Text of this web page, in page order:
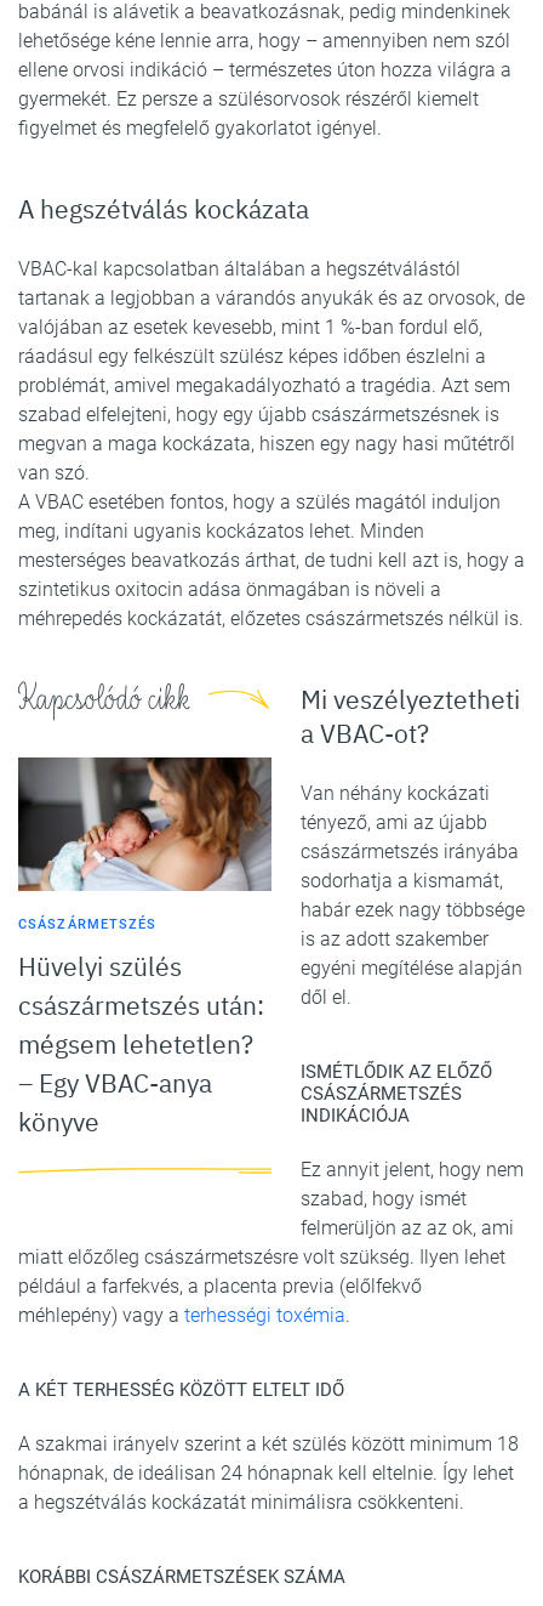
babánál is alávetik a beavatkozásnak, pedig mindenkinek
lehetősége kéne lennie arra, hogy – amennyiben nem szól
ellene orvosi indikáció – természetes úton hozza világra a
gyermekét. Ez persze a szülésorvosok részéről kiemelt
figyelmet és megfelelő gyakorlatot igényel.
A hegszétválás kockázata
VBAC-kal kapcsolatban általában a hegszétválástól
tartanak a legjobban a várandós anyukák és az orvosok, de
valójában az esetek kevesebb, mint 1 %-ban fordul elő,
ráadásul egy felkészült szülész képes időben észlelni a
problémát, amivel megakadályozható a tragédia. Azt sem
szabad elfelejteni, hogy egy újabb császármetszésnek is
megvan a maga kockázata, hiszen egy nagy hasi műtétről
van szó.
A VBAC esetében fontos, hogy a szülés magától induljon
meg, indítani ugyanis kockázatos lehet. Minden
mesterséges beavatkozás árthat, de tudni kell azt is, hogy a
szintetikus oxitocin adása önmagában is növeli a
méhrepedés kockázatát, előzetes császármetszés nélkül is.
Kapcsolódó cikk
CSÁSZÁRMETSZÉS
Hüvelyi szülés
császármetszés után:
mégsem lehetetlen?
– Egy VBAC-anya
könyve
Mi veszélyeztetheti
a VBAC-ot?
Van néhány kockázati
tényező, ami az újabb
császármetszés irányába
sodorhatja a kismamát,
habár ezek nagy többsége
is az adott szakember
egyéni megítélése alapján
dől el.
ISMÉTLŐDIK AZ ELŐZŐ
CSÁSZÁRMETSZÉS
INDIKÁCIÓJA
Ez annyit jelent, hogy nem
szabad, hogy ismét
felmerüljön az az ok, ami
miatt előzőleg császármetszésre volt szükség. Ilyen lehet
például a farfekvés, a placenta previa (előlfekvő
méhlepény) vagy a terhességi toxémia.
A KÉT TERHESSÉG KÖZÖTT ELTELT IDŐ
A szakmai irányelv szerint a két szülés között minimum 18
hónapnak, de ideálisan 24 hónapnak kell eltelnie. Így lehet
a hegszétválás kockázatát minimálisra csökkenteni.
KORÁBBI CSÁSZÁRMETSZÉSEK SZÁMA